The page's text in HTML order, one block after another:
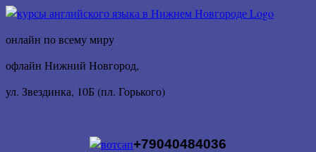
онлайн по всему миру
офлайн Нижний Новгород,
ул. Звездинка, 10Б (пл. Горького)
+79040484036